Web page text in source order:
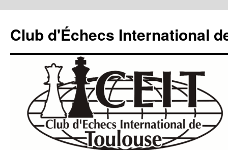
contenu
Club d'Échecs International